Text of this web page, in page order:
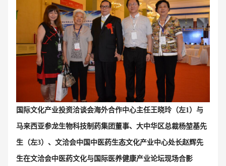
国际文化产业投资洽谈会海外合作中心主任王晓玲（左1）与
马来西亚参龙生物科技制药集团董事、大中华区总裁杨堃基先
生（左3）、 文洽会中国中医药生态文化产业中心处长赵辉先
生在文洽会中医药文化与国际医养健康产业论坛现场合影